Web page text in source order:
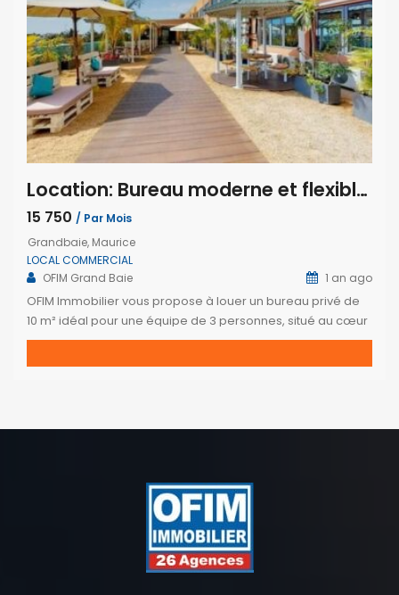
Location: Bureau moderne et flexible pour start-up ou petite équipe à Grand Baie
15 750 / Par Mois
Grandbaie, Maurice
LOCAL COMMERCIAL
OFIM Grand Baie
1 an ago
OFIM Immobilier vous propose à louer un bureau privé de
10 m² idéal pour une équipe de 3 personnes, situé au cœur
de Grand Baie. Conçu pour maximiser votre productivité